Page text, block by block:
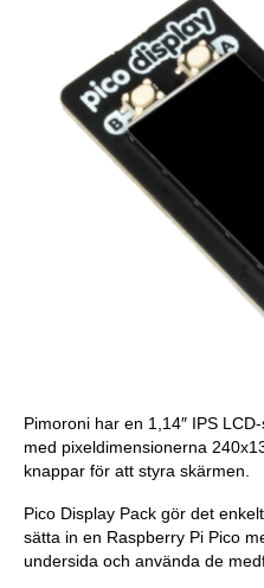
Pimoroni har en 1,14″ IPS
med pixeldimensionerna
knappar för att styra skärmen.
Pico Display Pack gör det
sätta in en Raspberry Pi Pico
undersida och använda de